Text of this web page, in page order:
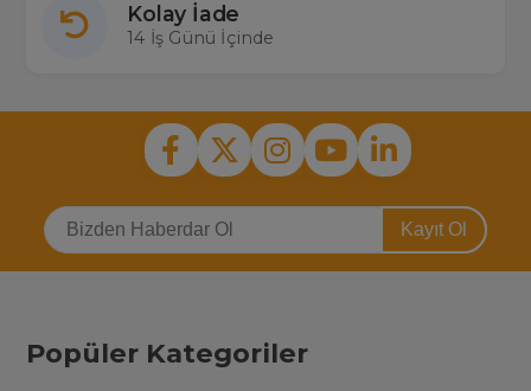
Kolay İade
14 İş Günü İçinde
Kayıt Ol
Popüler Kategoriler